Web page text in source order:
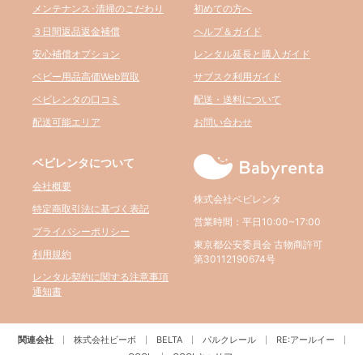
メンテナンス･清掃のこだわり
３日間返品返金補償
安心補償オプション
ベビー用品高価Web買取
ベビレンタの口コミ
配送可能エリア
初めての方へ
ヘルプ＆ガイド
レンタル延長と購入ガイド
サブスク利用ガイド
配送・送料について
お問い合わせ
ベビレンタについて
会社概要
特定商取引法に基づく表記
プライバシーポリシー
利用規約
レンタル契約に関する注意事項
通知書
株式会社ベビレンタ
営業時間：平日10:00~17:00
東京都公安委員会 古物商許可
第30112190674号
関連会社 株式会社ビーボ BELTA パルクレール
RE:アールイー